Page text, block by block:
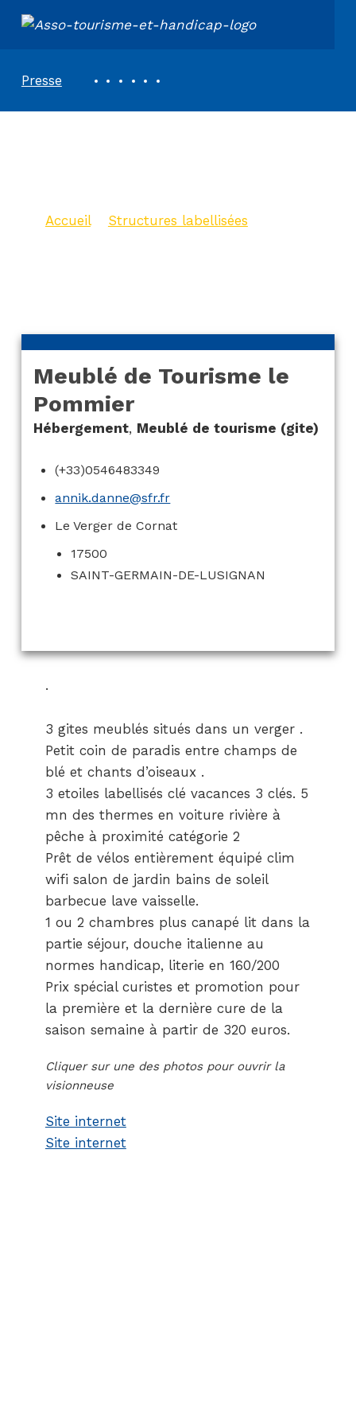
ASSOCIATION TOURISME ET HANDICAPS
Presse
Accueil> Structures labellisées
Meublé de Tourisme le
Pommier
Hébergement, Meublé de tourisme (gite)
(+33)0546483349
annik.danne@sfr.fr
Le Verger de Cornat
17500
SAINT-GERMAIN-DE-LUSIGNAN
.
3 gites meublés situés dans un verger .
Petit coin de paradis entre champs de
blé et chants d’oiseaux .
3 etoiles labellisés clé vacances 3 clés. 5
mn des thermes en voiture rivière à
pêche à proximité catégorie 2
Prêt de vélos entièrement équipé clim
wifi salon de jardin bains de soleil
barbecue lave vaisselle.
1 ou 2 chambres plus canapé lit dans la
partie séjour, douche italienne au
normes handicap, literie en 160/200
Prix spécial curistes et promotion pour
la première et la dernière cure de la
saison semaine à partir de 320 euros.
Cliquer sur une des photos pour ouvrir la
visionneuse
Site internet
Site internet